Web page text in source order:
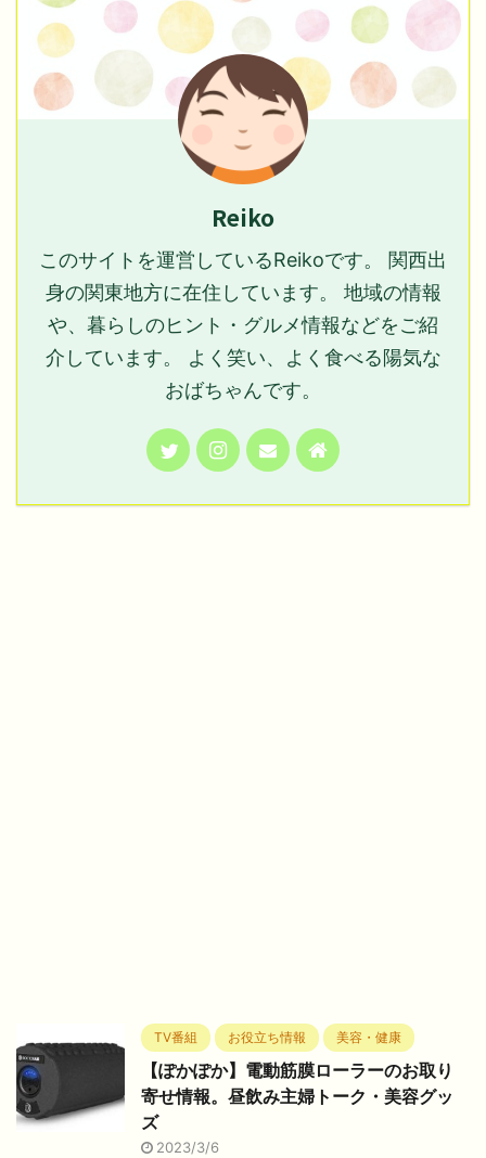
Reiko
このサイトを運営しているReikoです。 関西出
身の関東地方に在住しています。 地域の情報
や、暮らしのヒント・グルメ情報などをご紹
介しています。 よく笑い、よく食べる陽気な
おばちゃんです。
TV番組 お役立ち情報 美容・健康
【ぽかぽか】電動筋膜ローラーのお取り
寄せ情報。昼飲み主婦トーク・美容グッ
ズ
2023/3/6